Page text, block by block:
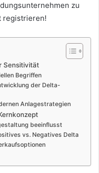
zu
registrieren!
Sensitivität
Begriffen
der Delta-
Anlagestrategien
beeinflusst
vs. Negatives Delta